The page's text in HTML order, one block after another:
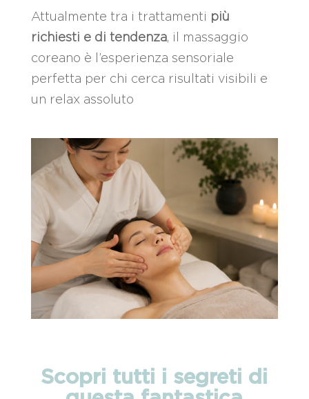
Attualmente tra i trattamenti più
richiesti e di tendenza, il massaggio
coreano è l’esperienza sensoriale
perfetta per chi cerca risultati visibili e
un relax assoluto
Scopri tutti i segreti di